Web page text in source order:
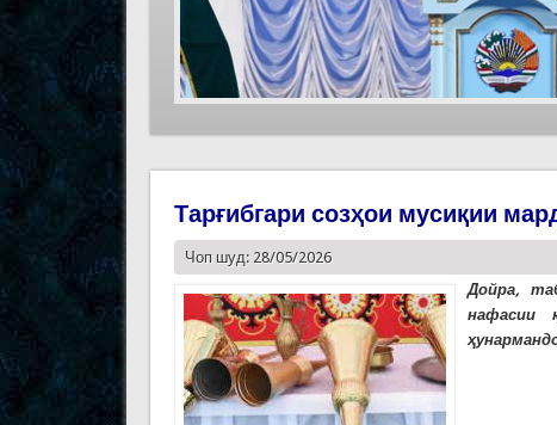
Тарғибгари созҳои мусиқии
Чоп шуд: 28/05/2026
Дойра,
нафасии